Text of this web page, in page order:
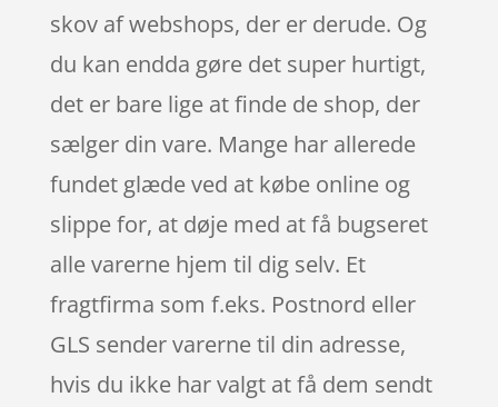
skov af webshops, der er derude. Og
du kan endda gøre det super hurtigt,
det er bare lige at finde de shop, der
sælger din vare. Mange har allerede
fundet glæde ved at købe online og
slippe for, at døje med at få bugseret
alle varerne hjem til dig selv. Et
fragtfirma som f.eks. Postnord eller
GLS sender varerne til din adresse,
hvis du ikke har valgt at få dem sendt